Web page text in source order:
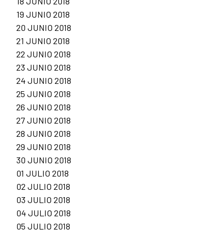
19 JUNIO 2018
20 JUNIO 2018
21 JUNIO 2018
22 JUNIO 2018
23 JUNIO 2018
24 JUNIO 2018
25 JUNIO 2018
26 JUNIO 2018
27 JUNIO 2018
28 JUNIO 2018
29 JUNIO 2018
30 JUNIO 2018
01 JULIO 2018
02 JULIO 2018
03 JULIO 2018
04 JULIO 2018
05 JULIO 2018